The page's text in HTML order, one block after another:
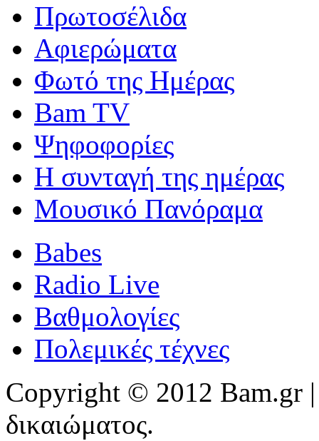
Πρωτοσέλιδα
Αφιερώματα
Φωτό της Ημέρας
Bam TV
Ψηφοφορίες
Η συνταγή της ημέρας
Μουσικό Πανόραμα
Babes
Radio Live
Βαθμολογίες
Πολεμικές τέχνες
Copyright © 2012 Bam.gr |
δικαιώματος.